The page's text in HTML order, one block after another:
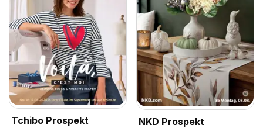
Tchibo Prospekt
NKD Prospekt